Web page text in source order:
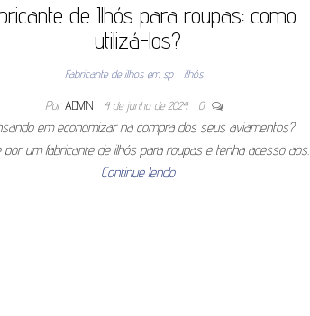
de Ilhós para roupas: como
utilizá-los?
Fabricante de ilhos em sp ilhós
Por ADMIN 4 de junho de 2024 0
em economizar na compra dos seus aviamentos?
por um fabricante de ilhós para roupas e tenha acesso
Continue lendo